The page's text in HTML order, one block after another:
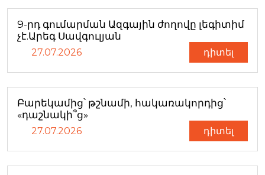
9-րդ գումարման Ազգային ժողովը լեգիտիմ
չէ.Արեգ Սավգուլյան
27.07.2026 դիտել
Բարեկամից՝ թշնամի, հակառակորդից՝
«դաշնակի՞ց»
27.07.2026 դիտել